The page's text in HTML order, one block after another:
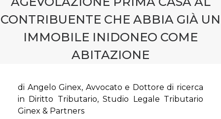
CONTRIBUENTE CHE ABBIA GIÀ UN
IMMOBILE INIDONEO COME
ABITAZIONE
di Angelo Ginex, Avvocato e Dottore di ricerca
in Diritto Tributario, Studio Legale Tributario
Ginex & Partners